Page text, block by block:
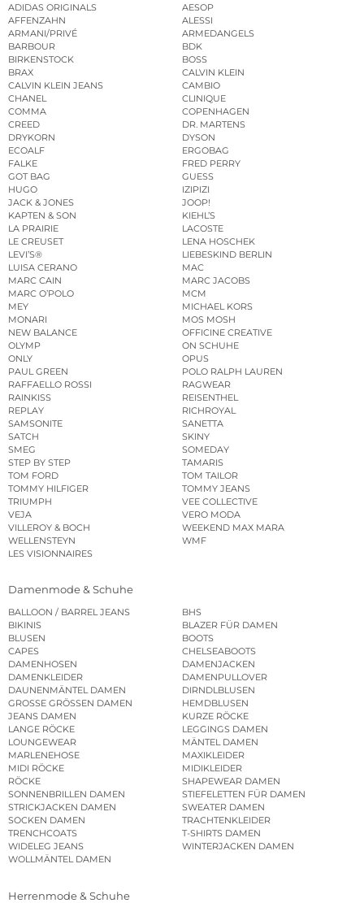
ADIDAS ORIGINALS
AESOP
AFFENZAHN
ALESSI
ARMANI/PRIVÉ
ARMEDANGELS
BARBOUR
BDK
BIRKENSTOCK
BOSS
BRAX
CALVIN KLEIN
CALVIN KLEIN JEANS
CAMBIO
CHANEL
CLINIQUE
COMMA
COPENHAGEN
CREED
DR. MARTENS
DRYKORN
DYSON
ECOALF
ERGOBAG
FALKE
FRED PERRY
GOT BAG
GUESS
HUGO
IZIPIZI
JACK & JONES
JOOP!
KAPTEN & SON
KIEHL’S
LA PRAIRIE
LACOSTE
LE CREUSET
LENA HOSCHEK
LEVI’S®
LIEBESKIND BERLIN
LUISA CERANO
MAC
MARC CAIN
MARC JACOBS
MARC O’POLO
MCM
MEY
MICHAEL KORS
MONARI
MOS MOSH
NEW BALANCE
OFFICINE CREATIVE
OLYMP
ON SCHUHE
ONLY
OPUS
PAUL GREEN
POLO RALPH LAUREN
RAFFAELLO ROSSI
RAGWEAR
RAINKISS
REISENTHEL
REPLAY
RICHROYAL
SAMSONITE
SANETTA
SATCH
SKINY
SMEG
SOMEDAY
STEP BY STEP
TAMARIS
TOM FORD
TOM TAILOR
TOMMY HILFIGER
TOMMY JEANS
TRIUMPH
VEE COLLECTIVE
VEJA
VERO MODA
VILLEROY & BOCH
WEEKEND MAX MARA
WELLENSTEYN
WMF
LES VISIONNAIRES
Damenmode & Schuhe
BALLOON / BARREL JEANS
BHS
BIKINIS
BLAZER FÜR DAMEN
BLUSEN
BOOTS
CAPES
CHELSEABOOTS
DAMENHOSEN
DAMENJACKEN
DAMENKLEIDER
DAMENPULLOVER
DAUNENMÄNTEL DAMEN
DIRNDLBLUSEN
GROSSE GRÖSSEN DAMEN
HEMDBLUSEN
JEANS DAMEN
KURZE RÖCKE
LANGE RÖCKE
LEGGINGS DAMEN
LOUNGEWEAR
MÄNTEL DAMEN
MARLENEHOSE
MAXIKLEIDER
MIDI RÖCKE
MIDIKLEIDER
RÖCKE
SHAPEWEAR DAMEN
SONNENBRILLEN DAMEN
STIEFELETTEN FÜR DAMEN
STRICKJACKEN DAMEN
SWEATER DAMEN
SOCKEN DAMEN
TRACHTENKLEIDER
TRENCHCOATS
T-SHIRTS DAMEN
WIDELEG JEANS
WINTERJACKEN DAMEN
WOLLMÄNTEL DAMEN
Herrenmode & Schuhe